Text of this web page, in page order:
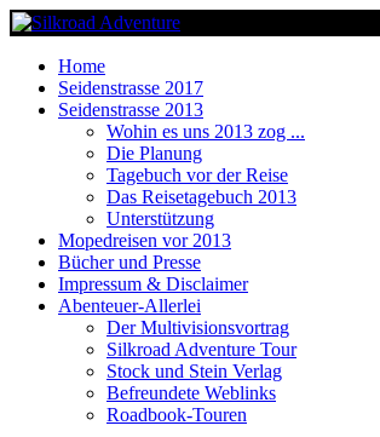
Home
Seidenstrasse 2017
Seidenstrasse 2013
Wohin es uns 2013 zog ...
Die Planung
Tagebuch vor der Reise
Das Reisetagebuch 2013
Unterstützung
Mopedreisen vor 2013
Bücher und Presse
Impressum & Disclaimer
Abenteuer-Allerlei
Der Multivisionsvortrag
Silkroad Adventure Tour
Stock und Stein Verlag
Befreundete Weblinks
Roadbook-Touren